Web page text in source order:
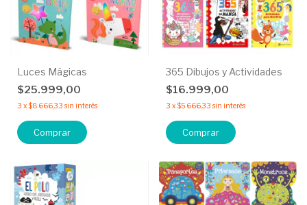
Luces Mágicas
$25.999,00
3 x$8.666,33 sin interés
Comprar
365 Dibujos y Actividades
$16.999,00
3 x$5.666,33 sin interés
Comprar